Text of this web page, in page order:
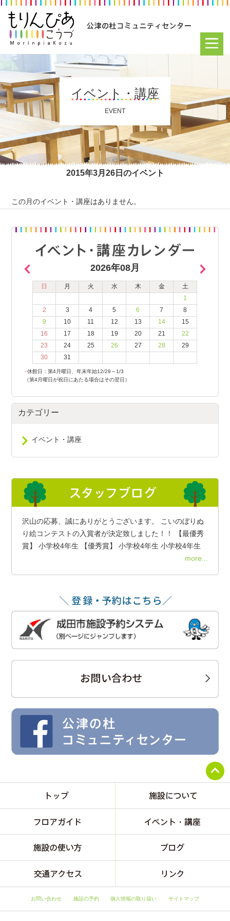
イベント・講座
EVENT
2015年3月26日のイベント
この月のイベント・講座はありません。
2026年08月
日 月 火 水 木 金
土
1
2
3 4 5 6 7
8
9
10 11 12 13 14
15
16
17 18 19 20 21
22
23
24 25 26 27 28
29
30
31
●休館日：第4月曜日、年末年始12/29～1/3
（第4月曜日が祝日にあたる場合はその翌日）
カテゴリー
イベント・講座
沢山の応募、誠にありがとうございます。 こいのぼりぬ
り絵コンテストの入賞者が決定致しました！！ 【最優秀
賞】 小学校4年生 【優秀賞】 小学校4年生 小学校4年生
more...
お問い合わせ 施設の予約 個人情報の取り扱い サイトマップ